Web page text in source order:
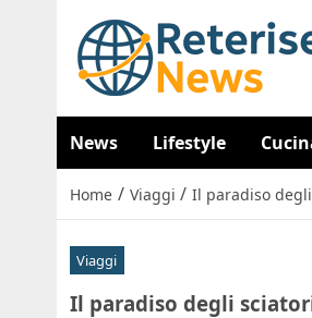
News Lifestyle
Home / Viaggi / Il paradiso
Viaggi
Il paradiso degli